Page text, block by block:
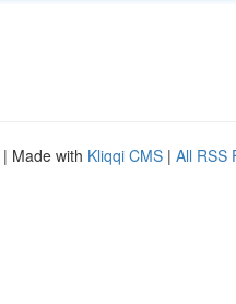
| Made with Kliqqi CMS | All RSS